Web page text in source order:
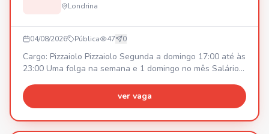
Londrina
04/08/2026 Pública 47 0
Cargo: Pizzaiolo Pizzaiolo Segunda a domingo 17:00 até às
23:00 Uma folga na semana e 1 domingo no mês Salário
desenvolvimento.
ver vaga